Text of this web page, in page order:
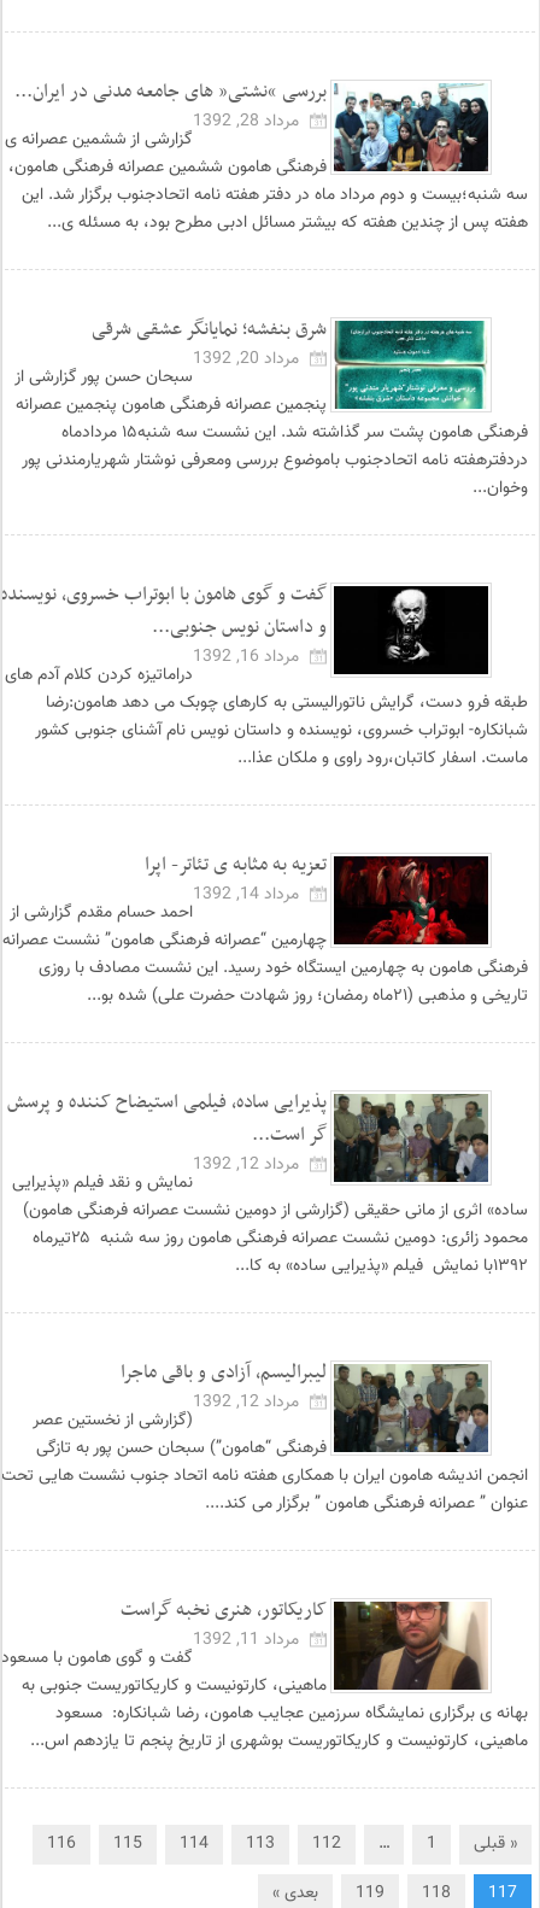
بررسی “نشتی” های جامعه مدنی در ایران...
مرداد 28, 1392
گزارشی از ششمین عصرانه ی
فرهنگی هامون ششمین عصرانه فرهنگی هامون،
سه شنبه؛بیست و دوم مرداد ماه در دفتر هفته نامه اتحادجنوب برگزار شد. این
هفته پس از چندین هفته که بیشتر مسائل ادبی مطرح بود، به مسئله ی...
شرق بنفشه؛ نمایانگر عشقی شرقی
مرداد 20, 1392
سبحان حسن پور گزارشی از
پنجمین عصرانه فرهنگی هامون پنجمین عصرانه
فرهنگی هامون پشت سر گذاشته شد. این نشست سه شنبه۱۵ مردادماه
دردفترهفته نامه اتحادجنوب باموضوع بررسی ومعرفی نوشتار شهریارمندنی پور
وخوان...
گفت و گوی هامون با ابوتراب خسروی، نویسنده
و داستان نویس جنوبی...
مرداد 16, 1392
دراماتیزه کردن کلام آدم های
طبقه فرو دست، گرایش ناتورالیستی به کارهای چوبک می دهد هامون:رضا
شبانکاره- ابوتراب خسروی، نویسنده و داستان نویس نام آشنای جنوبی کشور
ماست. اسفار کاتبان،رود راوی و ملکان عذا...
تعزیه به مثابه ی تئاتر- اپرا
مرداد 14, 1392
احمد حسام مقدم گزارشی از
چهارمین “عصرانه فرهنگی هامون” نشست عصرانه
فرهنگی هامون به چهارمین ایستگاه خود رسید. این نشست مصادف با روزی
تاریخی و مذهبی (۲۱ماه رمضان؛ روز شهادت حضرت علی) شده بو...
پذیرایی ساده، فیلمی استیضاح کننده و پرسش
گر است...
مرداد 12, 1392
نمایش و نقد فیلم «پذیرایی
ساده» اثری از مانی حقیقی (گزارشی از دومین نشست عصرانه فرهنگی هامون)
محمود زائری: دومین نشست عصرانه فرهنگی هامون روز سه شنبه ۲۵تیرماه
۱۳۹۲با نمایش فیلم «پذیرایی ساده» به کا...
لیبرالیسم، آزادی و باقی ماجرا
مرداد 12, 1392
(گزارشی از نخستین عصر
فرهنگی “هامون”) سبحان حسن پور به تازگی
انجمن اندیشه هامون ایران با همکاری هفته نامه اتحاد جنوب نشست هایی تحت
عنوان ” عصرانه فرهنگی هامون ” برگزار می کند....
کاریکاتور، هنری نخبه گراست
مرداد 11, 1392
گفت و گوی هامون با مسعود
ماهینی، کارتونیست و کاریکاتوریست جنوبی به
بهانه ی برگزاری نمایشگاه سرزمین عجایب هامون، رضا شبانکاره: مسعود
ماهینی، کارتونیست و کاریکاتوریست بوشهری از تاریخ پنجم تا یازدهم اس...
« قبلی 1
…
112
113
114
115
116
117
118
119 بعدی »